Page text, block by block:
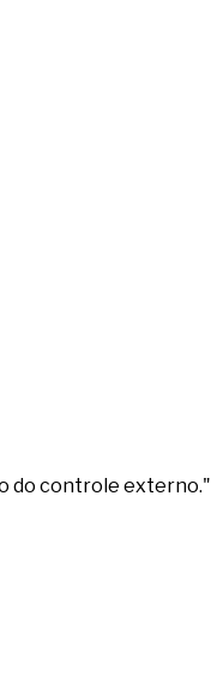
do controle externo."